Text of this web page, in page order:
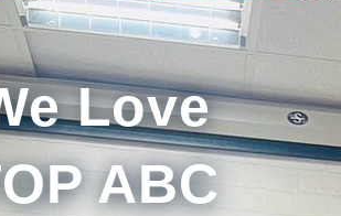
Love
ABC